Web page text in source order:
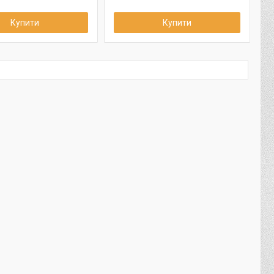
Купити Купити